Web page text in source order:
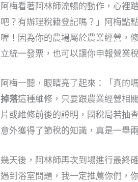
阿梅看著阿林師流暢的動作，心裡
吧？有辦理稅籍登記嗎？」阿梅點
喔！因為你的農場屬於農業經營，
立統一發票，也可以讓你申報營業
阿梅一聽，眼睛亮了起來：「真的
掉落這種維修，只要跟農業經營相
片或維修前後的證明，國稅局若抽
意外獲得了節稅的知識，真是一舉
幾天後，阿林師再次到場進行最終
遇到浴室問題，我一定推薦你們，